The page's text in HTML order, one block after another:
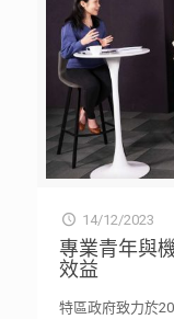
14/12/2023
專業青年與
效益
特區政府致力於